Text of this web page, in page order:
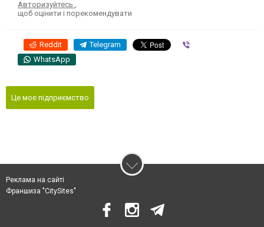
Авторизуйтесь
щоб оцінити і порекомендувати
Reddit Telegram
WhatsApp
Це моє підприємство
Реклама на сайті
Франшиза "CitySites"